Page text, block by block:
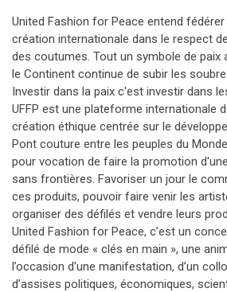
United Fashion for Peace entend
création internationale dans le respect
des coutumes. Tout un symbole de paix
le Continent continue de subir les
Investir dans la paix c'est investir dans
UFFP est une plateforme internationale
création éthique centrée sur le
Pont couture entre les peuples du
pour vocation de faire la promotion
sans frontières. Favoriser un jour le
ces produits, pouvoir faire venir les
organiser des défilés et vendre leurs
United Fashion for Peace, c’est un
défilé de mode « clés en main », une
l’occasion d’une manifestation, d’un
d’assises politiques, économiques,